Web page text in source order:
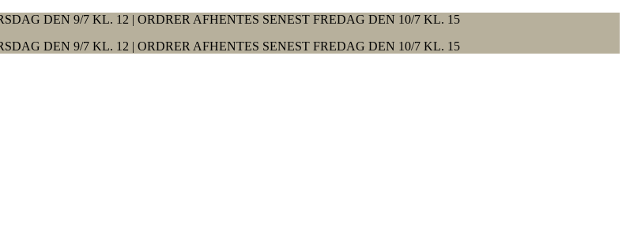
DEN 9/7 KL. 12 | ORDRER AFHENTES SENEST FREDAG DEN 10/7 KL. 15
DEN 9/7 KL. 12 | ORDRER AFHENTES SENEST FREDAG DEN 10/7 KL. 15